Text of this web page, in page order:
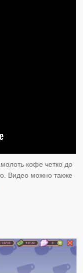
кофе четко до
Видео можно также